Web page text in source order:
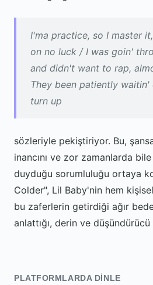
I'ma practice, so I master
on no luck / I was goin'
and didn't want to rap,
They been patiently waitin'
turn up
sözleriyle pekiştiriyor. Bu,
inancını ve zor zamanlarda
duyduğu sorumluluğu ortaya
Colder", Lil Baby'nin hem
bu zaferlerin getirdiği ağır
anlattığı, derin ve
PLATFORMLARDA DINLE